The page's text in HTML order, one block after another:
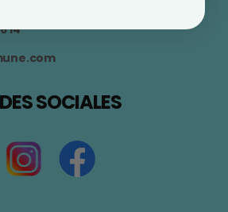
14
SOCIALES